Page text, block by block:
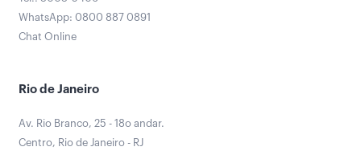
WhatsApp: 0800 887 0891
Chat Online
Rio de Janeiro
Av. Rio Branco, 25 - 18o andar.
Centro, Rio de Janeiro - RJ